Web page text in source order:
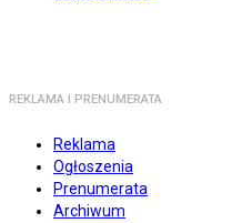
REKLAMA I PRENUMERATA
Reklama
Ogłoszenia
Prenumerata
Archiwum